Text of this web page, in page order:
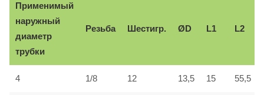
Применимый
наружный
диаметр
трубки
Резьба Шестигр. ØD L1 L2
4 1/8 12 13,5 15 55,5